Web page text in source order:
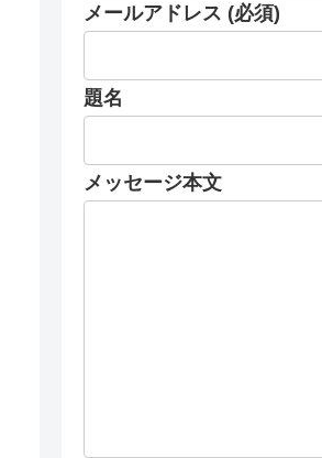
メールアドレス (必須)
題名
メッセージ本文